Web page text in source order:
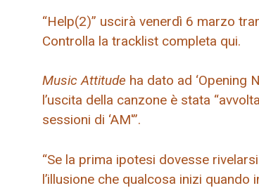
“Help(2)” uscirà venerdì 6 marzo
Controlla la tracklist completa qui.
Music Attitude ha dato ad ‘Opening
l’uscita della canzone è stata
sessioni di ‘AM'”.
“Se la prima ipotesi dovesse
l’illusione che qualcosa inizi